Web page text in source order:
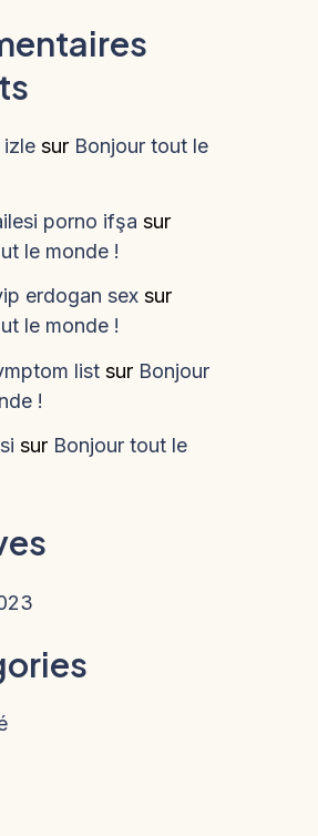
sur Bonjour tout le
porno ifşa sur
le monde !
erdogan sex sur
le monde !
list sur Bonjour
!
sur Bonjour tout le